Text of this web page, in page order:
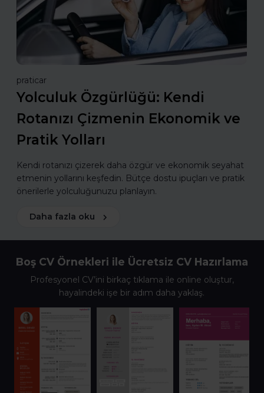
praticar
Yolculuk Özgürlüğü: Kendi
Rotanızı Çizmenin Ekonomik ve
Pratik Yolları
Kendi rotanızı çizerek daha özgür ve ekonomik seyahat
etmenin yollarını keşfedin. Bütçe dostu ipuçları ve pratik
önerilerle yolculuğunuzu planlayın.
Daha fazla oku
Boş CV Örnekleri ile Ücretsiz CV Hazırlama
Profesyonel CV’ini birkaç tıklama ile online oluştur,
hayalindeki işe bir adım daha yaklaş.